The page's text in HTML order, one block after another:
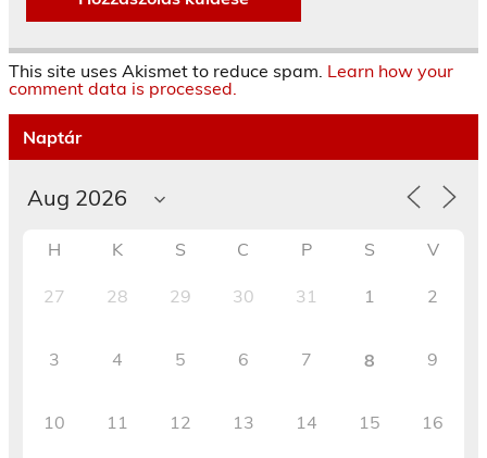
This site uses Akismet to reduce spam. Learn how your
comment data is processed.
Naptár
H K S C P S V
27 28 29 30 31 1 2
3 4 5 6 7 8 9
10 11 12 13 14 15 16